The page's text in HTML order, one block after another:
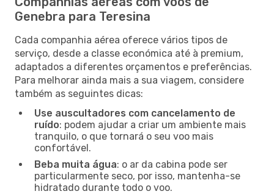
Genebra para Teresina
Cada companhia aérea oferece vários tipos de
serviço, desde a classe económica até à premium,
adaptados a diferentes orçamentos e preferências.
Para melhorar ainda mais a sua viagem, considere
também as seguintes dicas:
Use auscultadores com cancelamento de
ruído: podem ajudar a criar um ambiente mais
tranquilo, o que tornará o seu voo mais
confortável.
Beba muita água: o ar da cabina pode ser
particularmente seco, por isso, mantenha-se
hidratado durante todo o voo.